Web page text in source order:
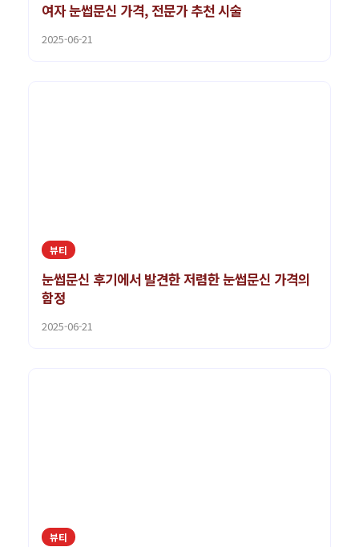
여자 눈썹문신 가격, 전문가 추천 시술
2025-06-21
뷰티
눈썹문신 후기에서 발견한 저렴한 눈썹문신 가격의
함정
2025-06-21
뷰티